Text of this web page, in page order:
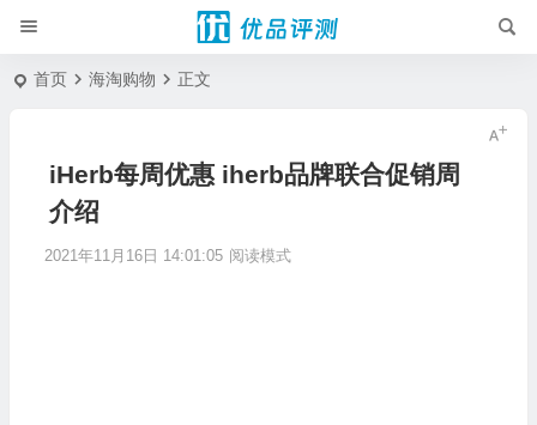
首页 海淘购物 正文
iHerb每周优惠 iherb品牌联合促销周
介绍
2021年11月16日 14:01:05 阅读模式